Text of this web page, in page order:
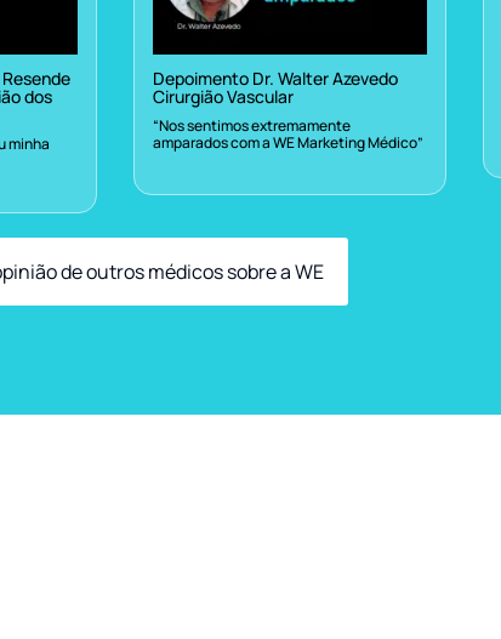
dos
minha
Depoimento Dr. Walter Azevedo
Cirurgião Vascular
“Nos sentimos extremamente
amparados com a WE Marketing Médico”
de outros médicos sobre a WE